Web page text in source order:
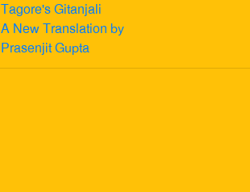
Tagore's Gitanjali
A New Translation by
Prasenjit Gupta